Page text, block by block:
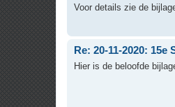
Voor details zie de
Re: 20-11-2020: 15e
Hier is de beloofde